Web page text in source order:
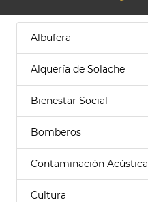
Albufera
Alquería de Solache
Bienestar Social
Bomberos
Contaminación Acústica
Cultura